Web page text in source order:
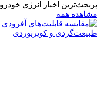
پربحث‌ترین اخبار انرژی خودرو
مشاهده همه